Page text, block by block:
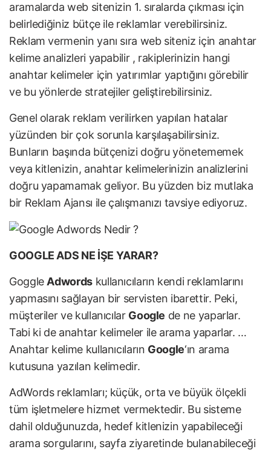
aramalarda web sitenizin 1. sıralarda çıkması için
belirlediğiniz bütçe ile reklamlar verebilirsiniz.
Reklam vermenin yanı sıra web siteniz için anahtar
kelime analizleri yapabilir , rakiplerinizin hangi
anahtar kelimeler için yatırımlar yaptığını görebilir
ve bu yönlerde stratejiler geliştirebilirsiniz.
Genel olarak reklam verilirken yapılan hatalar
yüzünden bir çok sorunla karşılaşabilirsiniz.
Bunların başında bütçenizi doğru yönetememek
veya kitlenizin, anahtar kelimelerinizin analizlerini
doğru yapamamak geliyor. Bu yüzden biz mutlaka
bir Reklam Ajansı ile çalışmanızı tavsiye ediyoruz.
GOOGLE ADS NE İŞE YARAR?
GoggleAdwordskullanıcıların kendi reklamlarını
yapmasını sağlayan bir servisten ibarettir. Peki,
müşteriler ve kullanıcılar Google de ne yaparlar.
Tabi ki de anahtar kelimeler ile arama yaparlar. …
Anahtar kelime kullanıcıların Google‘ın arama
kutusuna yazılan kelimedir.
AdWords reklamları; küçük, orta ve büyük ölçekli
tüm işletmelere hizmet vermektedir. Bu sisteme
dahil olduğunuzda, hedef kitlenizin yapabileceği
arama sorgularını, sayfa ziyaretinde bulanabileceği